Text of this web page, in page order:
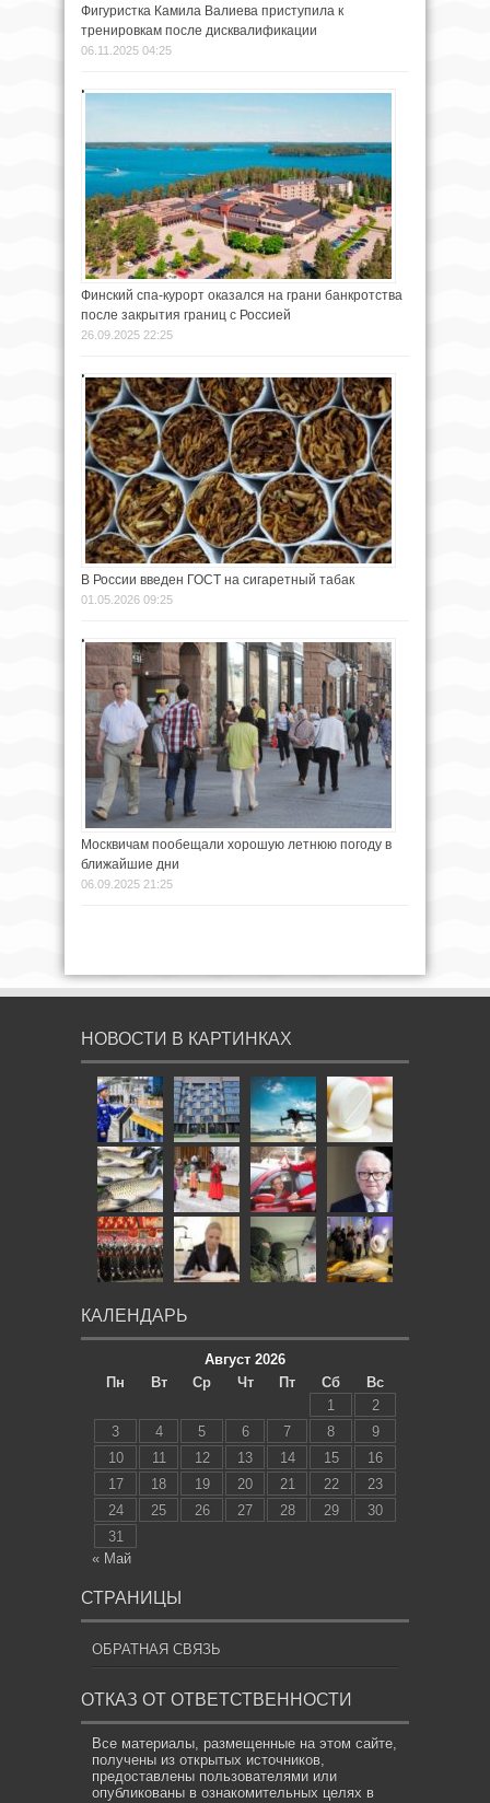
Фигуристка Камила Валиева приступила к
тренировкам после дисквалификации
06.11.2025 04:25
Финский спа-курорт оказался на грани банкротства
после закрытия границ с Россией
26.09.2025 22:25
В России введен ГОСТ на сигаретный табак
01.05.2026 09:25
Москвичам пообещали хорошую летнюю погоду в
ближайшие дни
06.09.2025 21:25
НОВОСТИ В КАРТИНКАХ
КАЛЕНДАРЬ
Август 2026
Пн
Вт Ср Чт Пт Сб
Вс
1
2
3
4 5 6 7 8
9
10
11 12 13 14 15
16
17
18 19 20 21 22
23
24
25 26 27 28 29
30
31
« Май
СТРАНИЦЫ
ОБРАТНАЯ СВЯЗЬ
ОТКАЗ ОТ ОТВЕТСТВЕННОСТИ
Все материалы, размещенные на этом сайте,
получены из открытых источников,
предоставлены пользователями или
опубликованы в ознакомительных целях в